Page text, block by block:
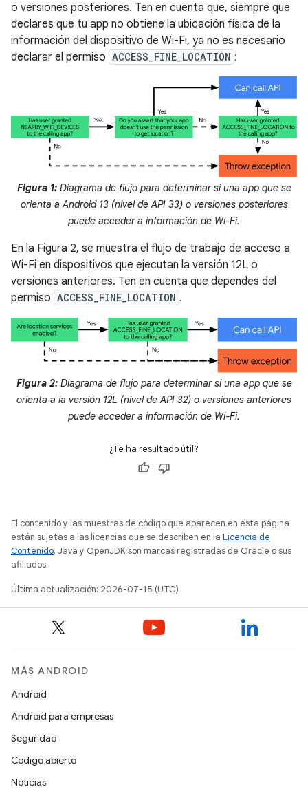
o versiones posteriores. Ten en cuenta que, siempre que
declares que tu app no obtiene la ubicación física de la
información del dispositivo de Wi-Fi, ya no es necesario
declarar el permiso ACCESS_FINE_LOCATION :
Figura 1:Diagrama de flujo para determinar si una app que se
orienta a Android 13 (nivel de API 33) o versiones posteriores
puede acceder a información de Wi-Fi.
En la Figura 2, se muestra el flujo de trabajo de acceso a
Wi-Fi en dispositivos que ejecutan la versión 12L o
versiones anteriores. Ten en cuenta que dependes del
permiso ACCESS_FINE_LOCATION .
Figura 2:Diagrama de flujo para determinar si una app que se
orienta a la versión 12L (nivel de API 32) o versiones anteriores
puede acceder a información de Wi-Fi.
¿Te ha resultado útil?
El contenido y las muestras de código que aparecen en esta página
están sujetas a las licencias que se describen en la Licencia de
Contenido. Java y OpenJDK son marcas registradas de Oracle o sus
afiliados.
Última actualización: 2026-07-15 (UTC)
MÁS ANDROID
Android
Android para empresas
Seguridad
Código abierto
Noticias